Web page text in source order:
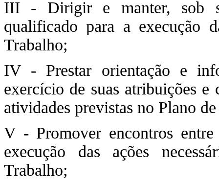
III - Dirigir e manter, sob
qualificado para a execução
Trabalho;
IV - Prestar orientação e
exercício de suas atribuições e
atividades previstas no Plano
V - Promover encontros entre
execução das ações
Trabalho;